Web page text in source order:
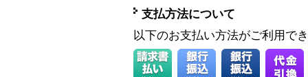
支払方法について
以下のお支払い方法がご利用で